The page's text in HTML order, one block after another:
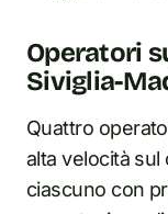
Operatori
Siviglia-
Quattro
alta velocità sul
ciascuno con